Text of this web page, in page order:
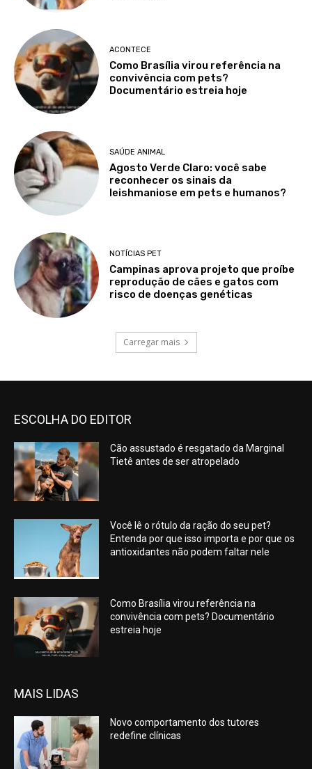
ACONTECE
Como Brasília virou referência na
convivência com pets?
Documentário estreia hoje
SAÚDE ANIMAL
Agosto Verde Claro: você sabe
reconhecer os sinais da
leishmaniose em pets e humanos?
NOTÍCIAS PET
Campinas aprova projeto que proíbe
reprodução de cães e gatos com
risco de doenças genéticas
Carregar mais
ESCOLHA DO EDITOR
Cão assustado é resgatado da Marginal
Tietê antes de ser atropelado
Você lê o rótulo da ração do seu pet?
Entenda por que isso importa e por que os
antioxidantes não podem faltar nele
Como Brasília virou referência na
convivência com pets? Documentário
estreia hoje
MAIS LIDAS
Novo comportamento dos tutores
redefine clínicas